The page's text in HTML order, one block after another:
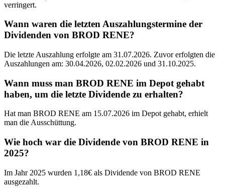
verringert.
Wann waren die letzten Auszahlungstermine der
Dividenden von BROD RENE?
Die letzte Auszahlung erfolgte am 31.07.2026. Zuvor erfolgten die
Auszahlungen am: 30.04.2026, 02.02.2026 und 31.10.2025.
Wann muss man BROD RENE im Depot gehabt
haben, um die letzte Dividende zu erhalten?
Hat man BROD RENE am 15.07.2026 im Depot gehabt, erhielt
man die Ausschüttung.
Wie hoch war die Dividende von BROD RENE in
2025?
Im Jahr 2025 wurden 1,18€ als Dividende von BROD RENE
ausgezahlt.